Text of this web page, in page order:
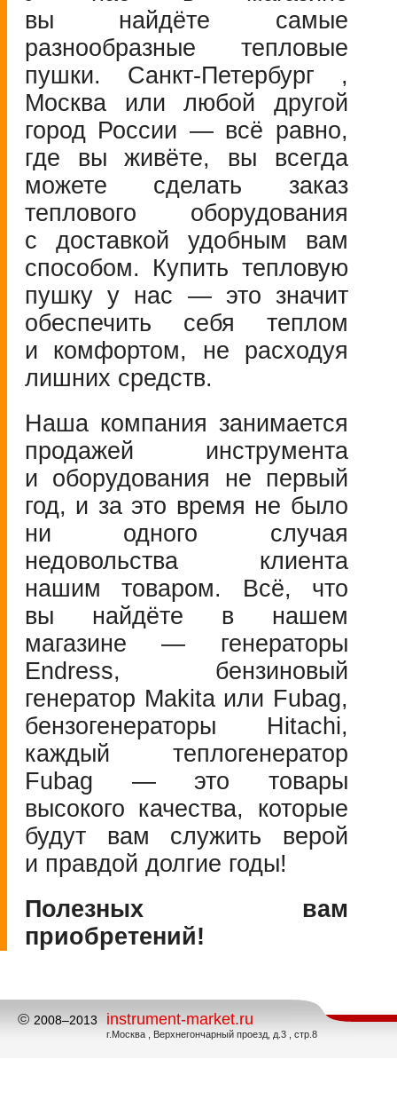
вы найдёте самые
разнообразные тепловые
пушки. Санкт-Петербург ,
Москва или любой другой
город России — всё равно,
где вы живёте, вы всегда
можете сделать заказ
теплового оборудования
с доставкой удобным вам
способом. Купить тепловую
пушку у нас — это значит
обеспечить себя теплом
и комфортом, не расходуя
лишних средств.
Наша компания занимается
продажей инструмента
и оборудования не первый
год, и за это время не было
ни одного случая
недовольства клиента
нашим товаром. Всё, что
вы найдёте в нашем
магазине — генераторы
Endress, бензиновый
генератор Makita или Fubag,
бензогенераторы Hitachi,
каждый теплогенератор
Fubag — это товары
высокого качества, которые
будут вам служить верой
и правдой долгие годы!
Полезных вам
приобретений!
© 2008–2013 instrument-market.ru
г.Москва , Верхнегончарный проезд, д.3 , стр.8